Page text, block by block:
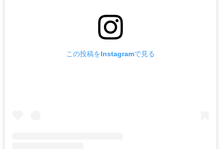
この投稿をInstagramで見る